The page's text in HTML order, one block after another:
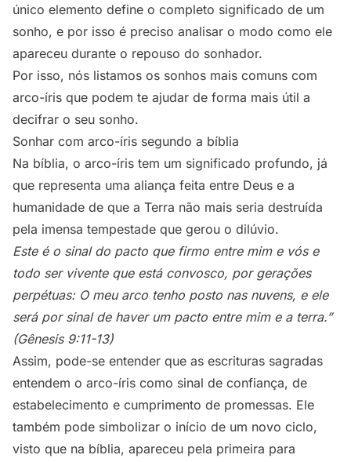
único elemento define o completo significado de um
sonho, e por isso é preciso analisar o modo como ele
apareceu durante o repouso do sonhador.
Por isso, nós listamos os sonhos mais comuns com
arco-íris que podem te ajudar de forma mais útil a
decifrar o seu sonho.
Sonhar com arco-íris segundo a bíblia
Na bíblia, o arco-íris tem um significado profundo, já
que representa uma aliança feita entre Deus e a
humanidade de que a Terra não mais seria destruída
pela imensa tempestade que gerou o dilúvio.
Este é o sinal do pacto que firmo entre mim e vós e
todo ser vivente que está convosco, por gerações
perpétuas: O meu arco tenho posto nas nuvens, e ele
será por sinal de haver um pacto entre mim e a terra.”
(Gênesis 9:11-13)
Assim, pode-se entender que as escrituras sagradas
entendem o arco-íris como sinal de confiança, de
estabelecimento e cumprimento de promessas. Ele
também pode simbolizar o início de um novo ciclo,
visto que na bíblia, apareceu pela primeira para